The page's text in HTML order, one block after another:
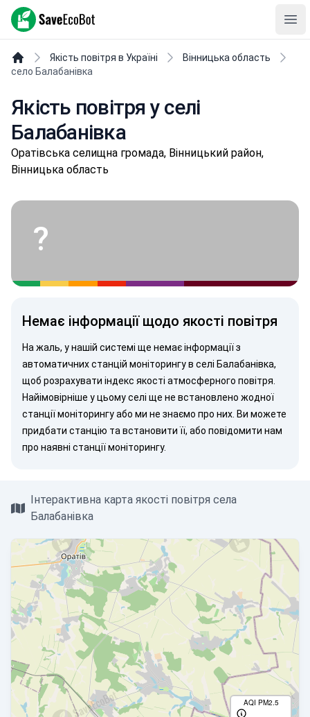
SaveEcoBot
Якість повітря в Україні
Вінницька область
село Балабанівка
Якість повітря у селі
Балабанівка
Оpaтівськa селищнa громада, Вінницький район,
Вінницька область
?
Немає інформації щодо якості повітря
На жаль, у нашій системі ще немає інформації з
автоматичних станцій моніторингу в селі Балабанівка,
щоб розрахувати індекс якості атмосферного повітря.
Найімовірніше у цьому селі ще не встановлено жодної
станції моніторингу або ми не знаємо про них. Ви можете
придбати станцію та встановити її, або повідомити нам
про наявні станції моніторингу.
Інтерактивна карта якості повітря села
Балабанівка
AQI PM2.5